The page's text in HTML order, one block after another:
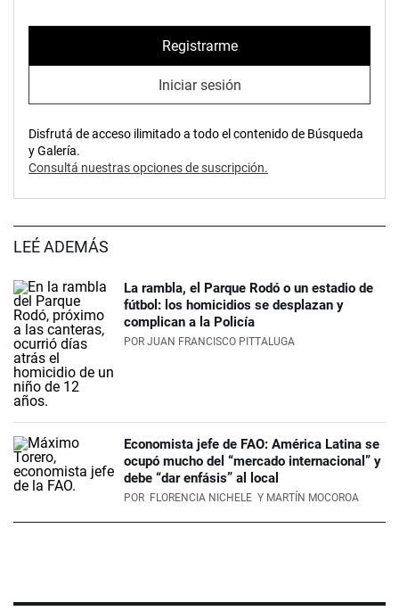
Registrarme
Iniciar sesión
Disfrutá de acceso ilimitado a todo el contenido de Búsqueda
y Galería.
Consultá nuestras opciones de suscripción.
LEÉ ADEMÁS
La rambla, el Parque Rodó o un estadio de
fútbol: los homicidios se desplazan y
complican a la Policía
POR JUAN FRANCISCO PITTALUGA
Economista jefe de FAO: América Latina se
ocupó mucho del “mercado internacional” y
debe “dar enfásis” al local
POR FLORENCIA NICHELE Y MARTÍN MOCOROA